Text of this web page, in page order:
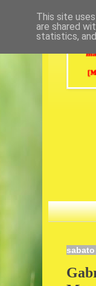
This site
are shared
statistics,